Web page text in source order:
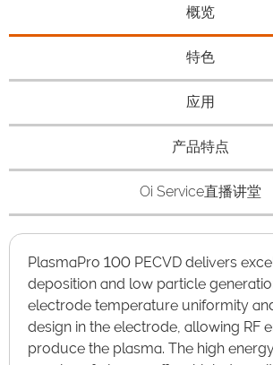
概览
特色
应用
产品特点
Oi Service直播讲堂
PlasmaPro 100 PECVD delivers
deposition and low particle
electrode temperature uniformity
design in the electrode, allowing RF
produce the plasma. The high